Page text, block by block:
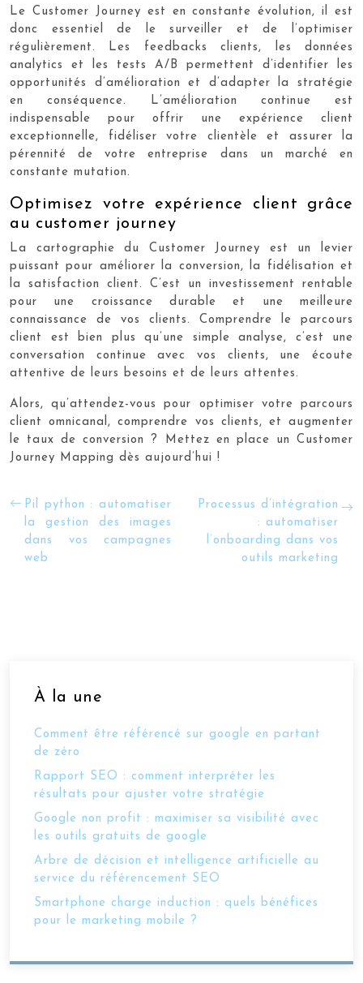
Le Customer Journey est en constante évolution, il est
donc essentiel de le surveiller et de l’optimiser
régulièrement. Les feedbacks clients, les données
analytics et les tests A/B permettent d’identifier les
opportunités d’amélioration et d’adapter la stratégie
en conséquence. L’amélioration continue est
indispensable pour offrir une expérience client
exceptionnelle, fidéliser votre clientèle et assurer la
pérennité de votre entreprise dans un marché en
constante mutation.
Optimisez votre expérience client grâce
au customer journey
La cartographie du Customer Journey est un levier
puissant pour améliorer la conversion, la fidélisation et
la satisfaction client. C’est un investissement rentable
pour une croissance durable et une meilleure
connaissance de vos clients. Comprendre le parcours
client est bien plus qu’une simple analyse, c’est une
conversation continue avec vos clients, une écoute
attentive de leurs besoins et de leurs attentes.
Alors, qu’attendez-vous pour optimiser votre parcours
client omnicanal, comprendre vos clients, et augmenter
le taux de conversion ? Mettez en place un Customer
Journey Mapping dès aujourd’hui !
Pil python : automatiser
la gestion des images
dans vos campagnes
web
Processus d’intégration
: automatiser
l’onboarding dans vos
outils marketing
À la une
Comment être référencé sur google en partant
de zéro
Rapport SEO : comment interpréter les
résultats pour ajuster votre stratégie
Google non profit : maximiser sa visibilité avec
les outils gratuits de google
Arbre de décision et intelligence artificielle au
service du référencement SEO
Smartphone charge induction : quels bénéfices
pour le marketing mobile ?